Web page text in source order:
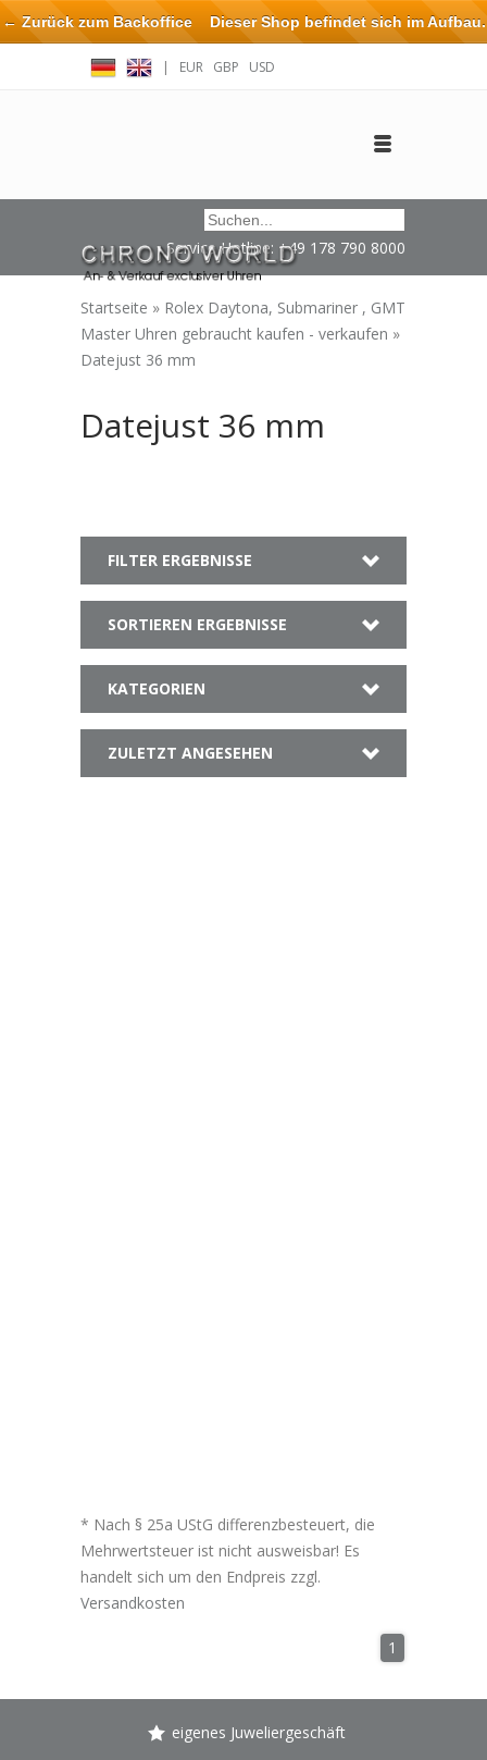
| EUR GBP USD
Service Hotline: +49 178 790 8000
Startseite » Rolex Daytona, Submariner , GMT
Master Uhren gebraucht kaufen - verkaufen »
Datejust 36 mm
Datejust 36 mm
FILTER ERGEBNISSE
SORTIEREN ERGEBNISSE
KATEGORIEN
ZULETZT ANGESEHEN
* Nach § 25a UStG differenzbesteuert, die
Mehrwertsteuer ist nicht ausweisbar! Es
handelt sich um den Endpreis zzgl.
Versandkosten
1
eigenes Juweliergeschäft
← Zurück zum BackofficeDieser Shop befindet sich im Aufbau.
Eventuell können nicht alle Bestellungen eingehalten oder erfüllt